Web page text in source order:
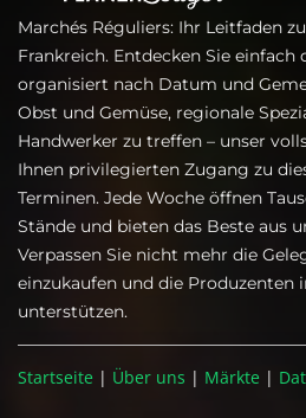
Marchés Réguliers: Ihr Leitfaden
Frankreich. Entdecken Sie einfach
organisiert nach Datum und
Obst und Gemüse, regionale
Handwerker zu treffen – unser
Ihnen privilegierten Zugang zu
Terminen. Jede Woche öffnen
Stände und bieten das Beste aus
Verpassen Sie nicht mehr die
einzukaufen und die Produzenten
unterstützen.
Startseite | Über uns | Märkte |